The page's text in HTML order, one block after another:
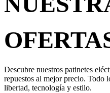
Descubre nuestros patinetes
repuestos al mejor precio. Todo
libertad, tecnología y estilo.